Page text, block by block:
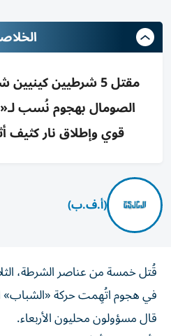
مقتل 5 شرطيين
الصومال بهجوم نُسب
قوي وإطلاق نار كثيف
(أ.ف.ب)
قُتل خمسة من عناصر الشرطة،
في هجوم اتُهِمت حركة «الشباب»
قال مسؤولون محليون الأربعاء.